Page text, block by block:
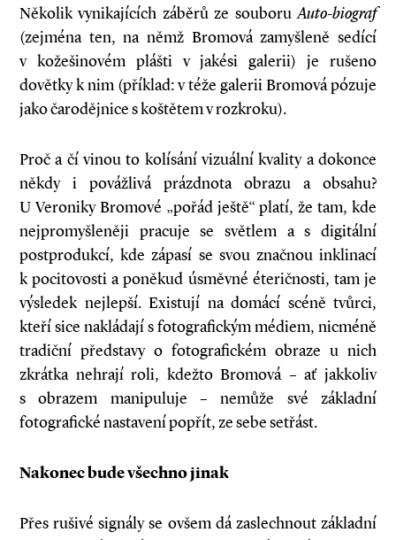
Několik vynikajících záběrů ze souboruAuto-biograf
(zejména ten, na němž Bromová zamyšleně sedící
v kožešinovém plášti v jakési galerii) je rušeno
dovětky k nim (příklad: v téže galerii Bromová pózuje
jako čarodějnice s koštětem v rozkroku).
Proč a čí vinou to kolísání vizuální kvality a dokonce
někdy i povážlivá prázdnota obrazu a obsahu?
U Veroniky Bromové „pořád ještě“ platí, že tam, kde
nejpromyšleněji pracuje se světlem a s digitální
postprodukcí, kde zápasí se svou značnou inklinací
k pocitovosti a poněkud úsměvné éteričnosti, tam je
výsledek nejlepší. Existují na domácí scéně tvůrci,
kteří sice nakládají s fotografickým médiem, nicméně
tradiční představy o fotografickém obraze u nich
zkrátka nehrají roli, kdežto Bromová – ať jakkoliv
s obrazem manipuluje – nemůže své základní
fotografické nastavení popřít, ze sebe setřást.
Nakonec bude všechno jinak
Přes rušivé signály se ovšem dá zaslechnout základní